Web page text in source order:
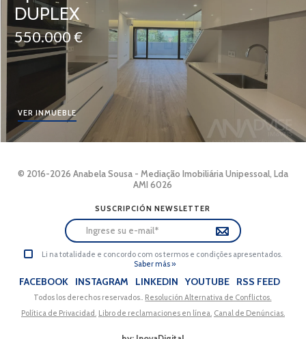
DUPLEX
550.000 €
VER INMUEBLE
© 2016-2026 Anabela Sousa - Mediação Imobiliária Unipessoal, Lda
AMI 6026
SUSCRIPCIÓN NEWSLETTER
Li na totalidade e concordo com os termos e condições apresentados.
Saber más »
FACEBOOK INSTAGRAM LINKEDIN YOUTUBE RSS FEED
Todos los derechos reservados.. Resolución Alternativa de Conflictos.
Política de Privacidad. Libro de reclamaciones en línea. Canal de Denúncias.